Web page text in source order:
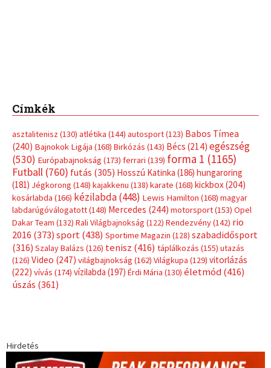
Címkék
asztalitenisz (130) atlétika (144) autosport(123) Babos Tímea
(240) Bajnokok Ligája (168) Birkózás (143) Bécs (214) egészség
(530) Európabajnokság (173) ferrari (139) forma 1 (1165)
Futball (760) futás (305) Hosszú Katinka (186) hungaroring
(181) Jégkorong (148) kajakkenu (138) karate (168) kickbox(204)
kosárlabda (166) kézilabda(448) Lewis Hamilton (168) magyar
labdarúgóválogatott(148) Mercedes (244) motorsport(153) Opel
Dakar Team (132) Rali Világbajnokság (122) Rendezvény(142) rio
2016 (373) sport(438) Sportime Magazin (128) szabadidősport
(316) Szalay Balázs (126) tenisz (416) táplálkozás (155) utazás
(126) Video (247) világbajnokság (162) Világkupa (129) vitorlázás
(222) vívás (174) vízilabda (197) Érdi Mária (130) életmód(416)
úszás (361)
Hirdetés